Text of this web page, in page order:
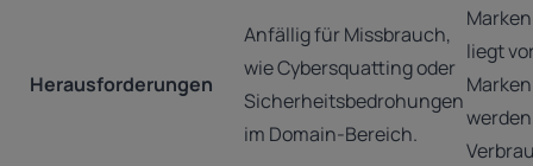
Herausforderungen
Anfällig für Missbrauch,
wie Cybersquatting oder
Sicherheitsbedrohungen
im Domain-Bereich.
liegt